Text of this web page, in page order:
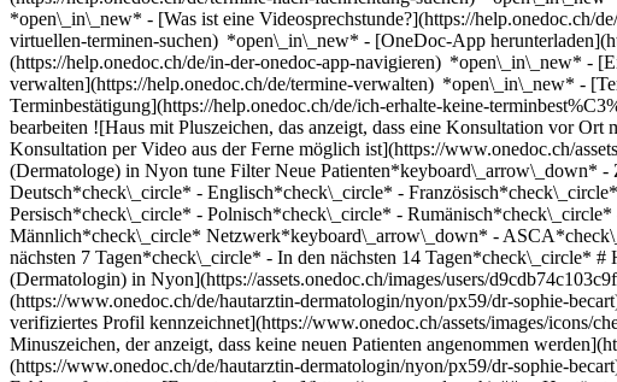
*open\_in\_new* - [Was ist eine Videosprechstunde?](https://help.onedoc.ch/
virtuellen-terminen-suchen) *open\_in\_new* - [OneDoc-App
(https://help.onedoc.ch/de/in-der-onedoc-app-navigieren) *open\_in\_new* -